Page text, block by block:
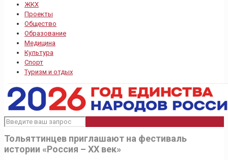
ЖКХ
Проекты
Общество
Образование
Медицина
Культура
Спорт
Туризм и отдых
Тольяттинцев приглашают на фестиваль
истории «Россия – XX век»